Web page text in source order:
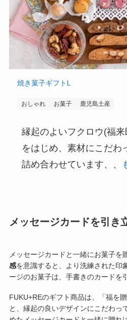
焼き菓子ギフトL
おしゃれ お菓子 鹿児島土産
縁起のよいフクロウ(福
をはじめ、素材にこだわ
詰め合わせています、、
メッセージカードを引き
メッセージカードと一緒にお菓子を
感を意識すると、より洗練された印
ージのお菓子は、手書きのカードを
FUKU+REのギフト商品は、「福を
と、縁起の良いデザインにこだわっ